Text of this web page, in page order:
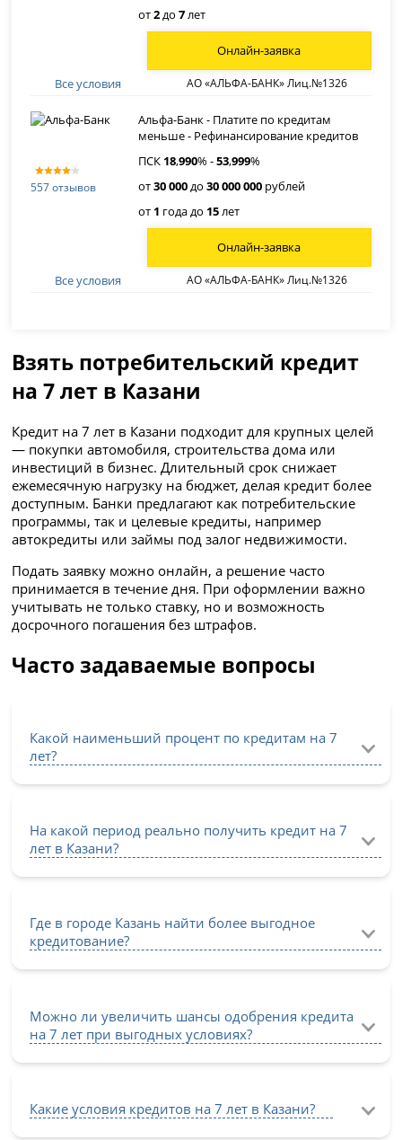
от2до7лет
Все условия АО «АЛЬФА-БАНК» Лиц.№1326
Онлайн-заявка
557 отзывов
Альфа-Банк - Платите по кредитам
меньше - Рефинансирование кредитов
ПСК 18,990% -53,999%
от30 000до30 000 000 рублей
от 1 года до 15лет
Все условия АО «АЛЬФА-БАНК» Лиц.№1326
Онлайн-заявка
Взять потребительский кредит
на 7 лет в Казани
Кредит на 7 лет в Казани подходит для крупных целей
— покупки автомобиля, строительства дома или
инвестиций в бизнес. Длительный срок снижает
ежемесячную нагрузку на бюджет, делая кредит более
доступным. Банки предлагают как потребительские
программы, так и целевые кредиты, например
автокредиты или займы под залог недвижимости.
Подать заявку можно онлайн, а решение часто
принимается в течение дня. При оформлении важно
учитывать не только ставку, но и возможность
досрочного погашения без штрафов.
Часто задаваемые вопросы
Какой наименьший процент по кредитам на 7
лет?
На какой период реально получить кредит на 7
лет в Казани?
Где в городе Казань найти более выгодное
кредитование?
Можно ли увеличить шансы одобрения кредита
на 7 лет при выгодных условиях?
Какие условия кредитов на 7 лет в Казани?